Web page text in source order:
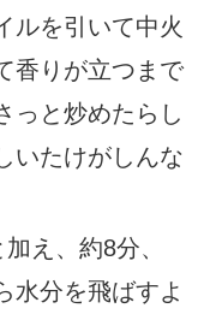
ルを引いて中火
香りが立つまで
っと炒めたらし
いたけがしんな
え、約8分、
水分を飛ばすよ